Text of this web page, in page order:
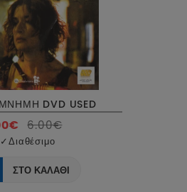
DVD USED
6.00€
✓Διαθέσιμο
ΣΤΟ ΚΑΛΑΘΙ